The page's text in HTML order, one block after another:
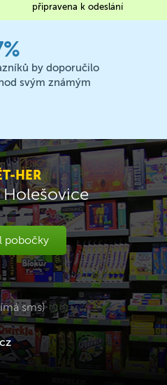
připravena k odeslání
by doporučilo
svým známým
HER
pobočky
sms)